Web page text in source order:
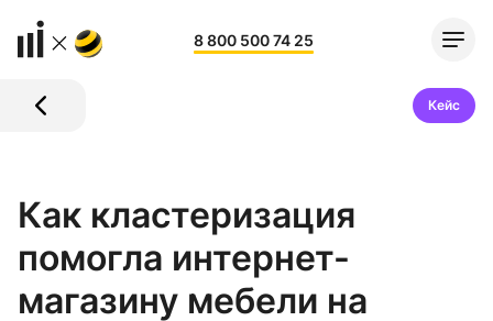
8 800 500 74 25
Кейс
Как кластеризация
помогла интернет-
магазину мебели на